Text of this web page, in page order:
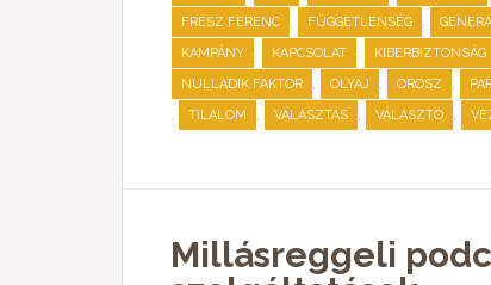
FRÉSZ FERENC , FÜGGETLENSÉG ,
KAMPÁNY , KAPCSOLAT , KIBERBIZTONSÁG
NULLADIK FAKTOR , OLYAJ , OROSZ ,
, TILALOM , VÁLASZTÁS , VÁLASZTÓ ,
Millásreggeli